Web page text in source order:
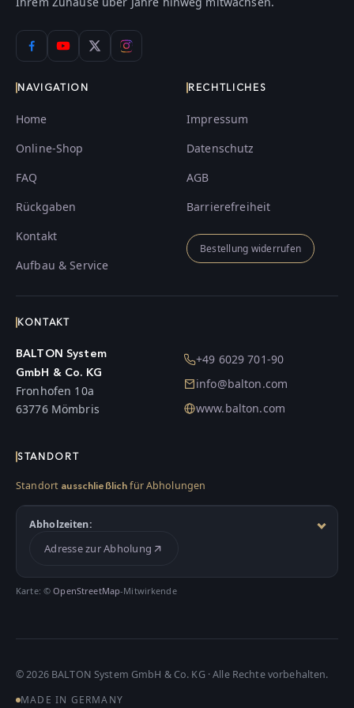
NAVIGATION
Home
Online-Shop
FAQ
Rückgaben
Kontakt
Aufbau & Service
RECHTLICHES
Impressum
Datenschutz
AGB
Barrierefreiheit
Bestellung widerrufen
KONTAKT
BALTON System
GmbH & Co. KG
Fronhofen 10a
63776 Mömbris
+49 6029 701-90
info@balton.com
www.balton.com
STANDORT
Standort ausschließlich für Abholungen
Abholzeiten:
Adresse zur Abholung
Karte: ©OpenStreetMap-Mitwirkende
©2026BALTON System GmbH & Co. KG · Alle Rechte vorbehalten.
MADE IN GERMANY